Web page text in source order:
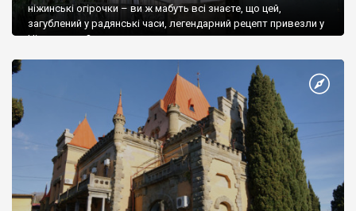
ніжинські огірочки – ви ж мабуть всі знаєте, що цей,
загублений у радянські часи, легендарний рецепт привезли у
Ніжин греки?